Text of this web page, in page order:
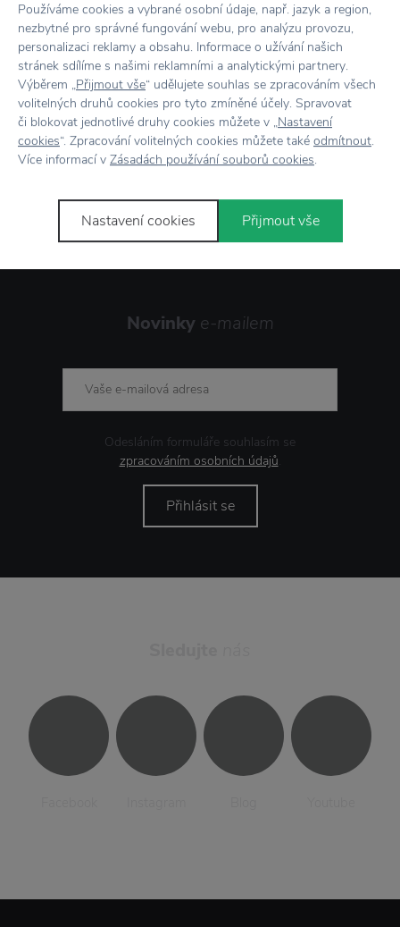
7500+ produktů na výběr
Showroom ve Zlíně
Novinky e-mailem
Odesláním formuláře souhlasím se
zpracováním osobních údajů.
Přihlásit se
Používáme cookies a vybrané osobní údaje, např. jazyk a region,
nezbytné pro správné fungování webu, pro analýzu provozu,
personalizaci reklamy a obsahu. Informace o užívání našich
stránek sdílíme s našimi reklamními a analytickými partnery.
Výběrem „Přijmout vše“ udělujete souhlas se zpracováním všech
volitelných druhů cookies pro tyto zmíněné účely. Spravovat
či blokovat jednotlivé druhy cookies můžete v „Nastavení
cookies“. Zpracování volitelných cookies můžete také odmítnout.
Více informací v Zásadách používání souborů cookies.
Nastavení cookies Přijmout vše